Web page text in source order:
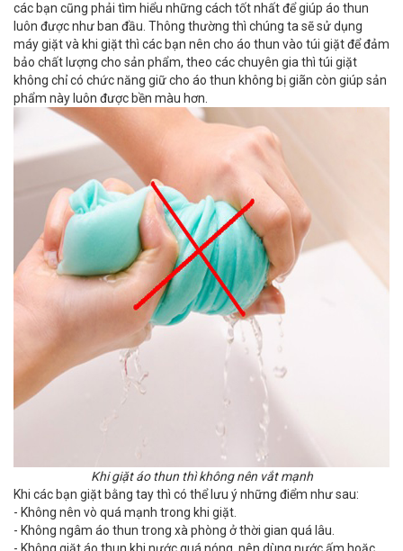
các bạn cũng phải tìm hiểu những cách tốt nhất để giúp áo thun
luôn được như ban đầu. Thông thường thì chúng ta sẽ sử dụng
máy giặt và khi giặt thì các bạn nên cho áo thun vào túi giặt để đảm
bảo chất lượng cho sản phẩm, theo các chuyên gia thì túi giặt
không chỉ có chức năng giữ cho áo thun không bị giãn còn giúp sản
phẩm này luôn được bền màu hơn.
Khi giặt áo thun thì không nên vắt mạnh
Khi các bạn giặt bằng tay thì có thể lưu ý những điểm như sau:
- Không nên vò quá mạnh trong khi giặt.
- Không ngâm áo thun trong xà phòng ở thời gian quá lâu.